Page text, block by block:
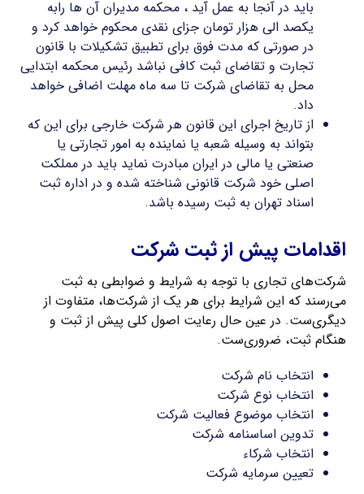
باید در آنجا به عمل آید ، محکمه مدیران آن ها رابه
یکصد الی هزار تومان جزای نقدی محکوم خواهد کرد و
در صورتی که مدت فوق برای تطبیق تشکیلات با قانون
تجارت و تقاضای ثبت کافی نباشد رئیس محکمه ابتدایی
محل به تقاضای شرکت تا سه ماه مهلت اضافی خواهد
داد.
از تاریخ اجرای این قانون هر شرکت خارجی برای این که
بتواند به وسیله شعبه یا نماینده به امور تجارتی یا
صنعتی یا مالی در ایران مبادرت نماید باید در مملکت
اصلی خود شرکت قانونی شناخته شده و در اداره ثبت
اسناد تهران به ثبت رسیده باشد.
اقدامات پیش از ثبت شرکت
شرکت‌های تجاری با توجه به شرایط و ضوابطی به ثبت
می‌رسند که این شرایط برای هر یک از شرکت‌ها، متفاوت از
دیگری‌ست. در عین حال رعایت اصول کلی پیش از ثبت و
هنگام ثبت، ضروری‌ست.
انتخاب نام شرکت
انتخاب نوع شرکت
انتخاب موضوع فعالیت شرکت
تدوین اساسنامه شرکت
انتخاب شرکاء
تعیین سرمایه شرکت